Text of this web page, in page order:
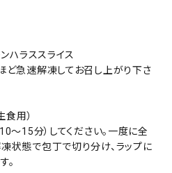
ハラススライス
ど急速解凍してお召し上がり下さ
用）
～15分）してください。一度に全
状態で包丁で切り分け、ラップに
。